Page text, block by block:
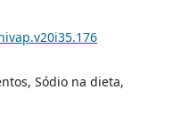
Sódio na dieta,